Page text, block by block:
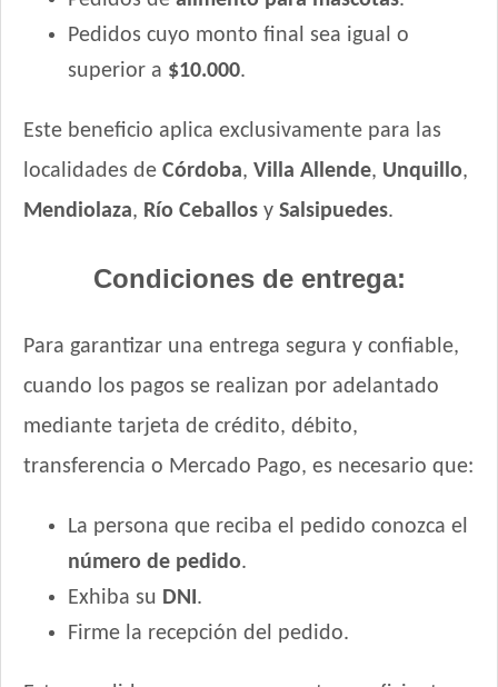
Pedidos cuyo monto final sea igual o
superior a $10.000.
Este beneficio aplica exclusivamente para las
localidades de Córdoba, Villa Allende, Unquillo,
Mendiolaza, Río Ceballos y Salsipuedes.
Condiciones de entrega:
Para garantizar una entrega segura y confiable,
cuando los pagos se realizan por adelantado
mediante tarjeta de crédito, débito,
transferencia o Mercado Pago, es necesario que:
La persona que reciba el pedido conozca el
número de pedido.
Exhiba su DNI.
Firme la recepción del pedido.